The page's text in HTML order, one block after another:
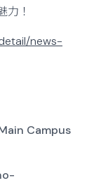
力！
news-
Campus